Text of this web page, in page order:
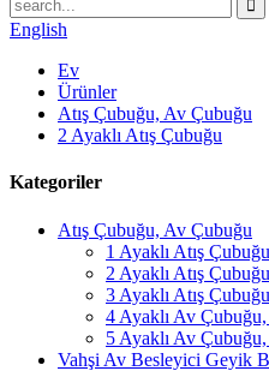
English
Ev
Ürünler
Atış Çubuğu, Av Çubuğu
2 Ayaklı Atış Çubuğu
Kategoriler
Atış Çubuğu, Av Çubuğu
1 Ayaklı Atış Çubuğu
2 Ayaklı Atış Çubuğu
3 Ayaklı Atış Çubuğu
4 Ayaklı Av
5 Ayaklı Av
Vahşi Av Besleyici Geyik